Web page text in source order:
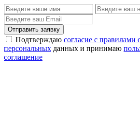
Отправить заявку
Подтверждаю согласие с правилами
персональных данных и принимаю
соглашение